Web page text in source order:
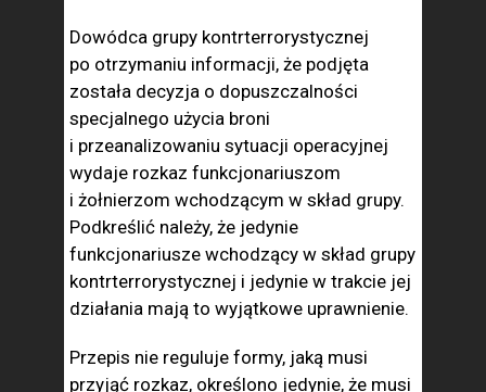
Dowódca grupy kontrterrorystycznej
po otrzymaniu informacji, że podjęta
została decyzja o dopuszczalności
specjalnego użycia broni
i przeanalizowaniu sytuacji operacyjnej
wydaje rozkaz funkcjonariuszom
i żołnierzom wchodzącym w skład grupy.
Podkreślić należy, że jedynie
funkcjonariusze wchodzący w skład grupy
kontrterrorystycznej i jedynie w trakcie jej
działania mają to wyjątkowe uprawnienie.
Przepis nie reguluje formy, jaką musi
przyjąć rozkaz, określono jedynie, że musi